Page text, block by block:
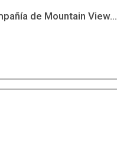
de Mountain View...